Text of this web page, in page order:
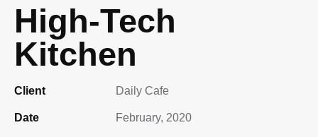
High-Tech
Kitchen
Client Daily Cafe
Date February, 2020